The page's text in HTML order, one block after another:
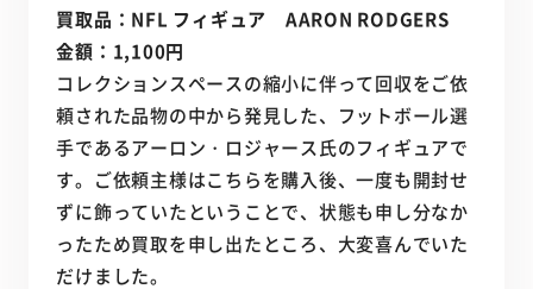
買取品：NFL フィギュア AARON RODGERS
金額：1,100円
コレクションスペースの縮小に伴って回収をご依
頼された品物の中から発見した、フットボール選
手であるアーロン・ロジャース氏のフィギュアで
す。ご依頼主様はこちらを購入後、一度も開封せ
ずに飾っていたということで、状態も申し分なか
ったため買取を申し出たところ、大変喜んでいた
だけました。